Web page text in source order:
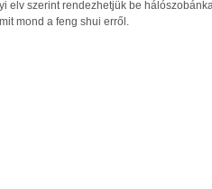
elv szerint rendezhetjük be
mond a feng shui erről.